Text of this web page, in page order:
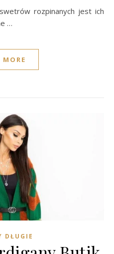
rozpinanych jest ich
…
MORE
DŁUGIE